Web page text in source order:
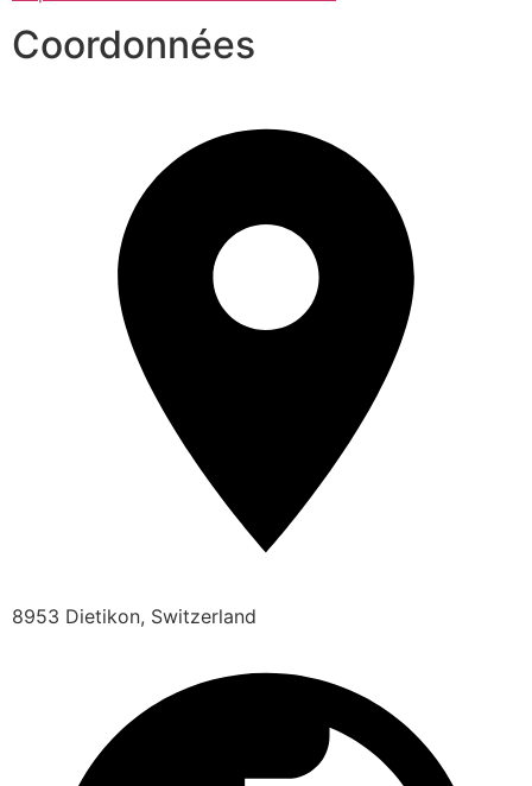
Coordonnées
8953 Dietikon, Switzerland